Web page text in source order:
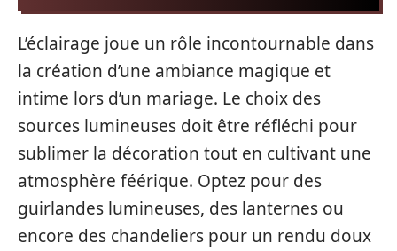
L’éclairage joue un rôle incontournable dans
la création d’une ambiance magique et
intime lors d’un mariage. Le choix des
sources lumineuses doit être réfléchi pour
sublimer la décoration tout en cultivant une
atmosphère féérique. Optez pour des
guirlandes lumineuses, des lanternes ou
encore des chandeliers pour un rendu doux